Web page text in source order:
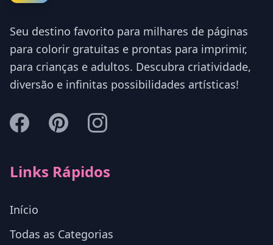
Seu destino favorito para milhares de páginas
para colorir gratuitas e prontas para imprimir,
para crianças e adultos. Descubra criatividade,
diversão e infinitas possibilidades artísticas!
Links Rápidos
Início
Todas as Categorias